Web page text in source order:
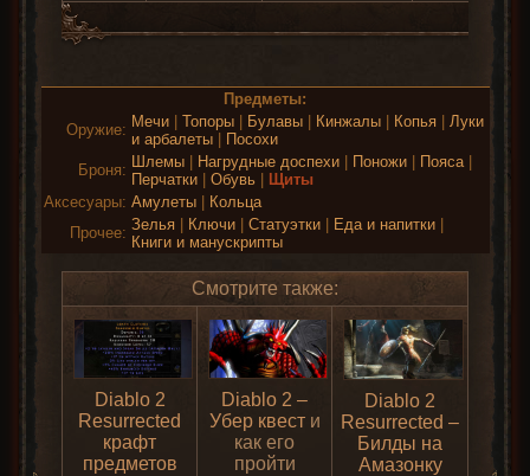
Предметы:
Оружие: Мечи| Топоры| Булавы| Кинжалы| Копья| Луки
и арбалеты|
Посохи
Броня: Шлемы| Нагрудные доспехи| Поножи| Пояса|
Перчатки| Обувь|
Щиты
Аксесуары: Амулеты|
Кольца
Прочее: Зелья| Ключи| Статуэтки| Еда и напитки|
Книги и манускрипты
Смотрите также:
Diablo 2
Resurrected
крафт
предметов
Diablo 2 –
Убер квести
как его
пройти
Diablo 2
Resurrected –
Билды на
Амазонку